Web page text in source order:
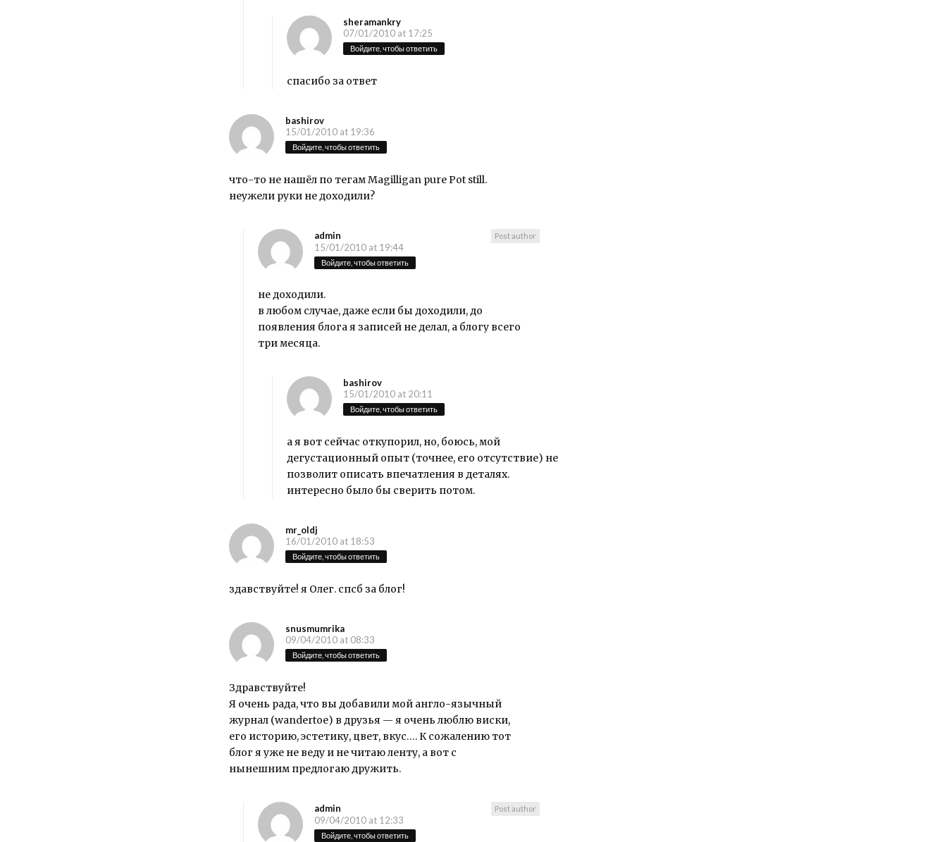
sheramankry
07/01/2010 at 17:25
Войдите, чтобы ответить
спасибо за ответ
bashirov
15/01/2010 at 19:36
Войдите, чтобы ответить
что-то не нашёл по тегам Magilligan pure Pot still.
неужели руки не доходили?
admin Post author
15/01/2010 at 19:44
Войдите, чтобы ответить
не доходили.
в любом случае, даже если бы доходили, до
появления блога я записей не делал, а блогу всего
три месяца.
bashirov
15/01/2010 at 20:11
Войдите, чтобы ответить
а я вот сейчас откупорил, но, боюсь, мой
дегустационный опыт (точнее, его отсутствие) не
позволит описать впечатления в деталях.
интересно было бы сверить потом.
mr_oldj
16/01/2010 at 18:53
Войдите, чтобы ответить
здавствуйте! я Олег. спсб за блог!
snusmumrika
09/04/2010 at 08:33
Войдите, чтобы ответить
Здравствуйте!
Я очень рада, что вы добавили мой англо-язычный
журнал (wandertoe) в друзья — я очень люблю виски,
его историю, эстетику, цвет, вкус…. К сожалению тот
блог я уже не веду и не читаю ленту, а вот с
нынешним предлогаю дружить.
admin Post author
09/04/2010 at 12:33
Войдите, чтобы ответить